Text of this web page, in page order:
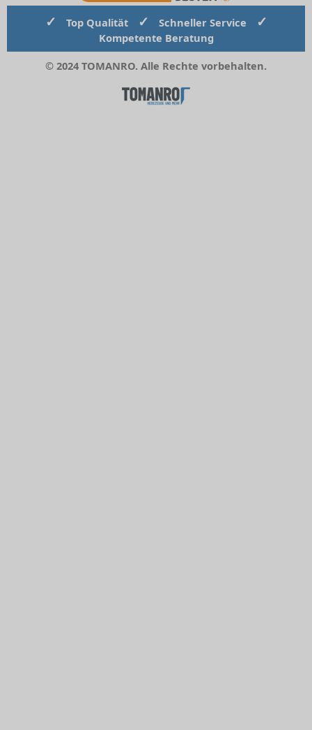
✓ Top Qualität ✓ Schneller Service ✓
Kompetente Beratung
© 2024 TOMANRO. Alle Rechte vorbehalten.